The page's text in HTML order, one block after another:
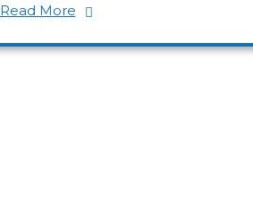
Read More